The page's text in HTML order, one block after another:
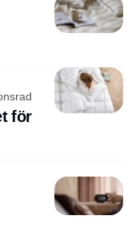
framstår som
för